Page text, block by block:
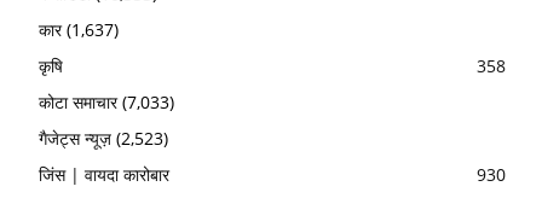
कार(1,637)
कृषि
358
कोटा समाचार(7,033)
गैजेट्स न्यूज़ (2,523)
जिंस | वायदा कारोबार
930